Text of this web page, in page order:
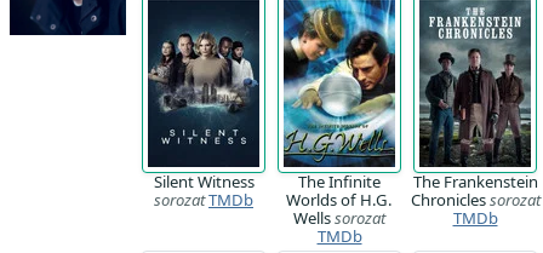
Silent Witness
sorozatTMDb
The Infinite
Worlds of H.G.
Wellssorozat
TMDb
The Frankenstein
Chroniclessorozat
TMDb